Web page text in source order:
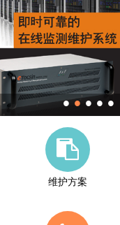
•
•
•
•
•
维护方案